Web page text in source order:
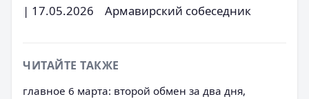
| 17.05.2026 Армавирский собеседник
ЧИТАЙТЕ ТАКЖЕ
главное 6 марта: второй обмен за два дня,